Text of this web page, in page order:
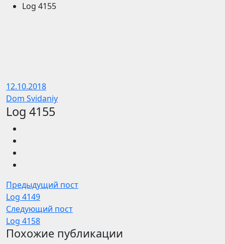
Log 4155
12.10.2018
Dom Svidaniy
Log 4155
Предыдущий пост
Log 4149
Следующий пост
Log 4158
Похожие публикации